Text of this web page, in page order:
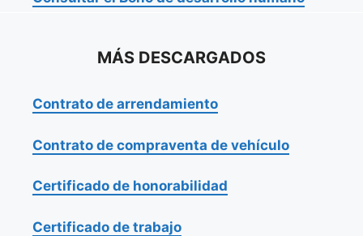
MÁS DESCARGADOS
Contrato de arrendamiento
Contrato de compraventa de vehículo
Certificado de honorabilidad
Certificado de trabajo